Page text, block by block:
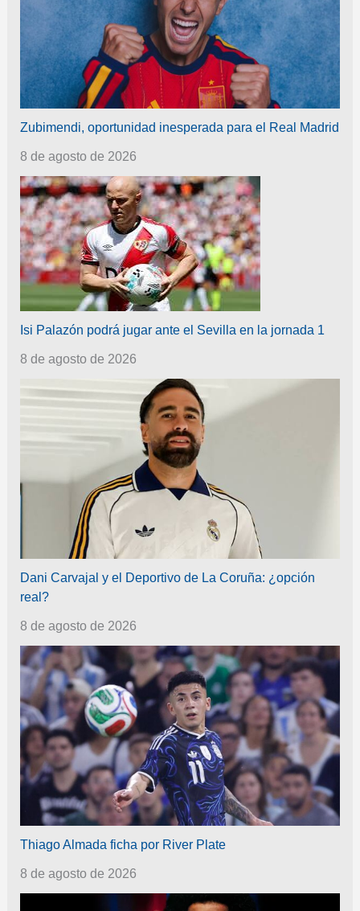
Zubimendi, oportunidad inesperada para el Real Madrid
8 de agosto de 2026
Isi Palazón podrá jugar ante el Sevilla en la jornada 1
8 de agosto de 2026
Dani Carvajal y el Deportivo de La Coruña: ¿opción
real?
8 de agosto de 2026
Thiago Almada ficha por River Plate
8 de agosto de 2026